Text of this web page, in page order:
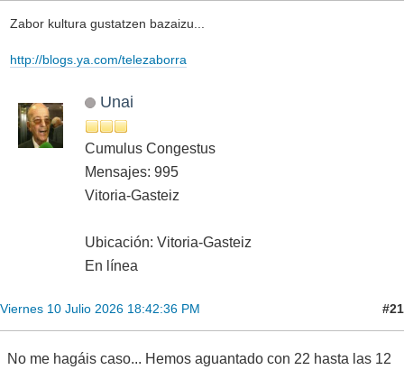
Zabor kultura gustatzen bazaizu...
http://blogs.ya.com/telezaborra
Unai
Cumulus Congestus
Mensajes: 995
Vitoria-Gasteiz
Ubicación: Vitoria-Gasteiz
En línea
Viernes 10 Julio 2026 18:42:36 PM #21
No me hagáis caso... Hemos aguantado con 22 hasta las 12